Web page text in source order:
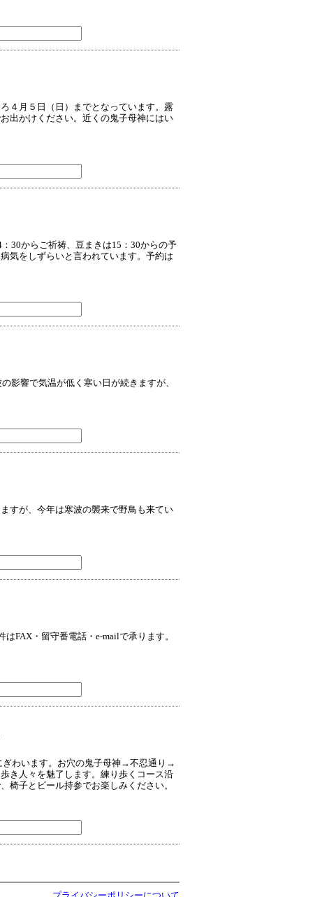
４月５日（日）までとなっています。露
出かけください。近くの鬼子母神にはい
30からご祈祷、豆まきは15：30からの予
気をしずらいと言われています。予約は
影響で気温が低く寒い日が続きますが、
すが、今年は寒波の襲来で野鳥も来てい
FAX・留守番電話・e-mailで承ります。
ぎわいます。お穴の鬼子母神→不忍通り→
き人々を魅了します。練り歩くコース沿
椅子とビール持参でお楽しみください。